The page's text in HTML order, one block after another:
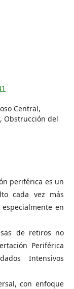
Central,
Obstrucción del
periférica es un
cada vez más
en
de retiros no
Periférica
Intensivos
con enfoque